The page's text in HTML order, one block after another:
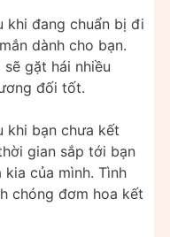
khi đang chuẩn bị đi
dành cho bạn.
gặt hái nhiều
đối tốt.
khi bạn chưa kết
gian sắp tới bạn
của mình. Tình
chóng đơm hoa kết